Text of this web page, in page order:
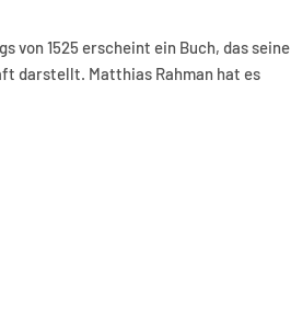
von 1525 erscheint ein Buch, das seine
darstellt. Matthias Rahman hat es